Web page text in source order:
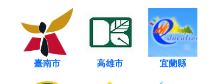
臺南市 高雄市 宜蘭縣